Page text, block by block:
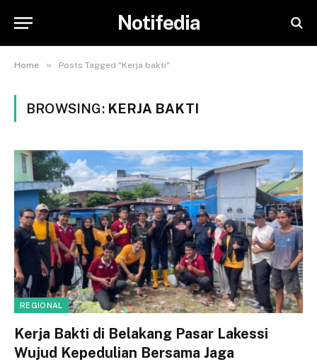
Notifedia
Home » Posts Tagged "Kerja bakti"
BROWSING: KERJA BAKTI
REGIONAL
Kerja Bakti di Belakang Pasar Lakessi
Wujud Kepedulian Bersama Jaga